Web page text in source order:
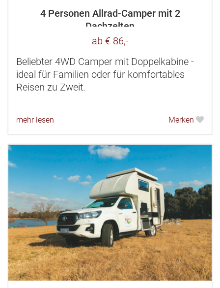
4 Personen Allrad-Camper mit 2
Dachzelten
ab € 86,-
Beliebter 4WD Camper mit Doppelkabine -
ideal für Familien oder für komfortables
Reisen zu Zweit.
mehr lesen Merken